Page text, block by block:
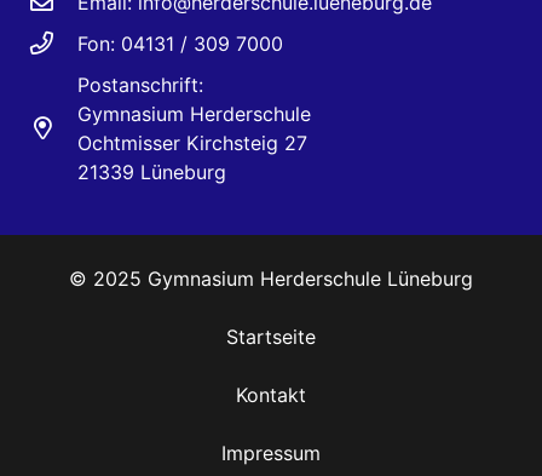
Fon: 04131 / 309 7000
Postanschrift:
Gymnasium Herderschule
Ochtmisser Kirchsteig 27
21339 Lüneburg
© 2025 Gymnasium Herderschule Lüneburg
Startseite
Kontakt
Impressum